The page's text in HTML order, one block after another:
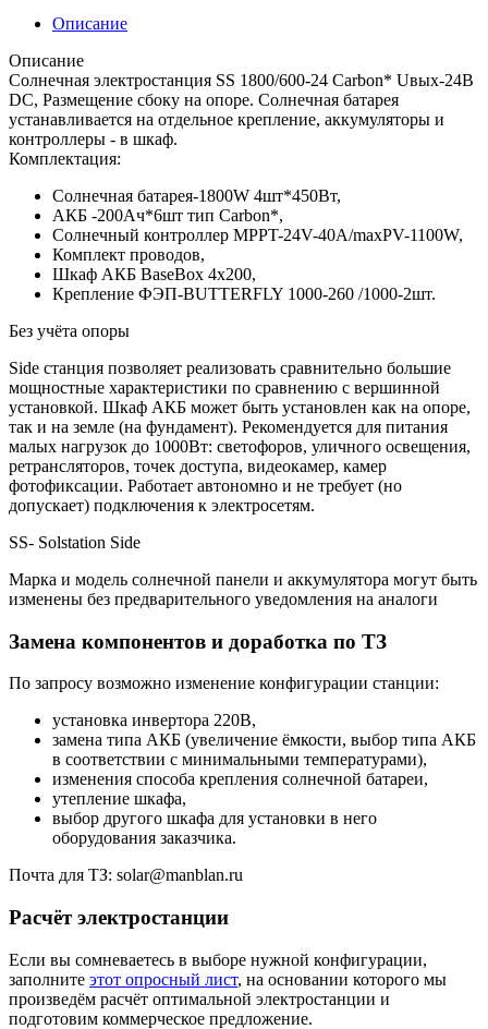
Описание
Описание
Солнечная электростанция SS 1800/600-24 Carbon* Uвых-24В
DC, Размещение сбоку на опоре. Солнечная батарея
устанавливается на отдельное крепление, аккумуляторы и
контроллеры - в шкаф.
Комплектация:
Солнечная батарея-1800W 4шт*450Вт,
АКБ -200Aч*6шт тип Carbon*,
Солнечный контроллер MPPT-24V-40A/maxPV-1100W,
Комплект проводов,
Шкаф АКБ BaseBox 4x200,
Крепление ФЭП-BUTTERFLY 1000-260 /1000-2шт.
Без учёта опоры
Side станция позволяет реализовать сравнительно большие
мощностные характеристики по сравнению с вершинной
установкой. Шкаф АКБ может быть установлен как на опоре,
так и на земле (на фундамент). Рекомендуется для питания
малых нагрузок до 1000Вт: светофоров, уличного освещения,
ретрансляторов, точек доступа, видеокамер, камер
фотофиксации. Работает автономно и не требует (но
допускает) подключения к электросетям.
SS- Solstation Side
Марка и модель солнечной панели и аккумулятора могут быть
изменены без предварительного уведомления на аналоги
Замена компонентов и доработка по ТЗ
По запросу возможно изменение конфигурации станции:
установка инвертора 220В,
замена типа АКБ (увеличение ёмкости, выбор типа АКБ
в соответствии с минимальными температурами),
изменения способа крепления солнечной батареи,
утепление шкафа,
выбор другого шкафа для установки в него
оборудования заказчика.
Почта для ТЗ: solar@manblan.ru
Расчёт электростанции
Если вы сомневаетесь в выборе нужной конфигурации,
заполните этот опросный лист, на основании которого мы
произведём расчёт оптимальной электростанции и
подготовим коммерческое предложение.